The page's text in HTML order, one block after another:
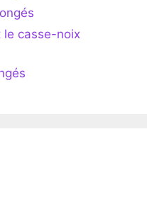
le casse-noix